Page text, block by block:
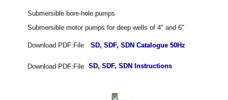
Submersible bore-hole pumps
Submersible motor pumps for deep wells of 4" and 6"
Download PDF:File SD, SDF, SDN Catalogue 50Hz
Download PDF:File SD, SDF, SDN Instructions